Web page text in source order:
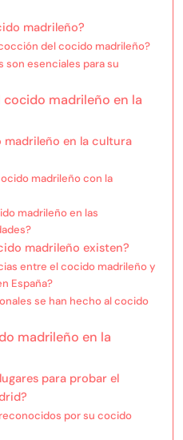
madrileño?
del cocido madrileño?
son esenciales para su
madrileño en la
madrileño en la cultura
madrileño con la
madrileño en las
madrileño existen?
entre el cocido madrileño y
España?
se han hecho al cocido
madrileño en la
para probar el
por su cocido